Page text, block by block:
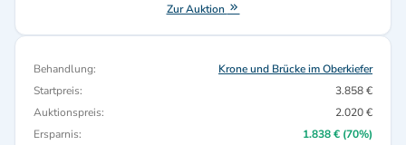
Zur Auktion
Behandlung:
Krone und Brücke im Oberkiefer
Startpreis:
3.858 €
Auktionspreis:
2.020 €
Ersparnis:
1.838 € (70%)